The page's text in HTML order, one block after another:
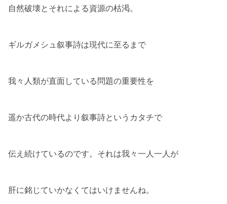
自然破壊とそれによる資源の枯渇。
ギルガメシュ叙事詩は現代に至るまで
我々人類が直面している問題の重要性を
遥か古代の時代より叙事詩というカタチで
伝え続けているのです。それは我々一人一人が
肝に銘じていかなくてはいけませんね。